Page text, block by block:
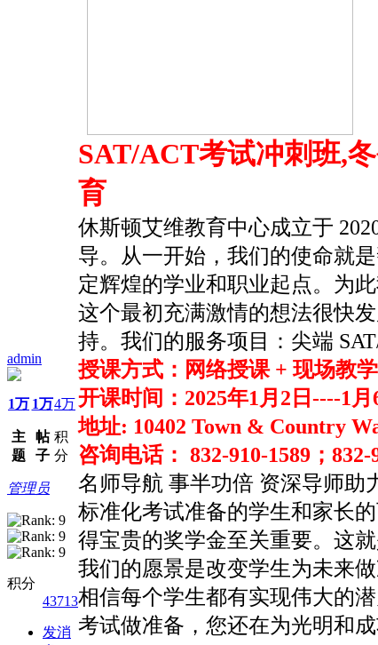
admin
1万
主
题
1万
帖
子
4万
积
分
管理员
积分
43713
发消
SAT/ACT考试冲刺班,
育
休斯顿艾维教育中心成立于
导。从一开始，我们的使命就
定辉煌的学业和职业起点。为
这个最初充满激情的想法很快
持。我们的服务项目：尖端
授课方式：网络授课 + 现场教学
开课时间：2025年1月2日----1月
地址: 10402 Town & Country
咨询电话： 832-910-1589；832-
名师导航 事半功倍 资深导师助
标准化考试准备的学生和家长
得宝贵的奖学金至关重要。这
我们的愿景是改变学生为未来
相信每个学生都有实现伟大的
考试做准备，您还在为光明和成